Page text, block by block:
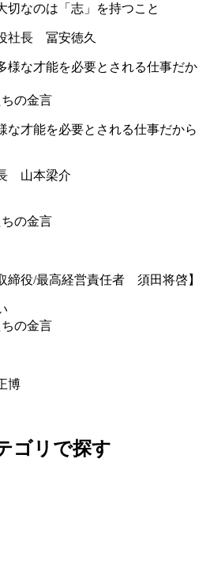
切なのは「志」を持つこと
社長 冨安徳久
の金言
な才能を必要とされる仕事だから
山本梁介
の金言
締役/最高経営責任者 須田将啓】
の金言
博
ゴリで探す